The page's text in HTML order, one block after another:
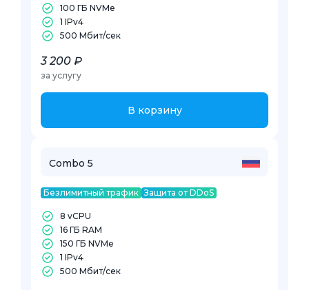
100 ГБ NVMe
1 IPv4
500 Mбит/сек
3 200 ₽
за услугу
В корзину
Combo 5
Безлимитный трафик Защита от DDoS
8 vCPU
16 ГБ RAM
150 ГБ NVMe
1 IPv4
500 Mбит/сек